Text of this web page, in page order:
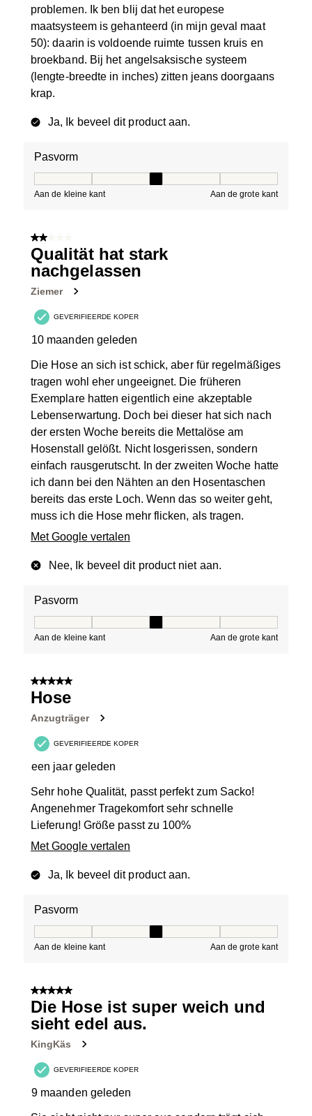
problemen. Ik ben blij dat het europese
maatsysteem is gehanteerd (in mijn geval maat
50): daarin is voldoende ruimte tussen kruis en
broekband. Bij het angelsaksische systeem
(lengte-breedte in inches) zitten jeans doorgaans
krap.
Ja, Ik beveel dit product aan.
Pasvorm
Aan de kleine kant Aan de grote kant
2 van 5 sterren.
Qualität hat stark
nachgelassen
Ziemer
GEVERIFIEERDE KOPER
10 maanden geleden
Die Hose an sich ist schick, aber für regelmäßiges
tragen wohl eher ungeeignet. Die früheren
Exemplare hatten eigentlich eine akzeptable
Lebenserwartung. Doch bei dieser hat sich nach
der ersten Woche bereits die Mettalöse am
Hosenstall gelößt. Nicht losgerissen, sondern
einfach rausgerutscht. In der zweiten Woche hatte
ich dann bei den Nähten an den Hosentaschen
bereits das erste Loch. Wenn das so weiter geht,
muss ich die Hose mehr flicken, als tragen.
Met Google vertalen
Nee, Ik beveel dit product niet aan.
Pasvorm
Aan de kleine kant Aan de grote kant
5 van 5 sterren.
Hose
Anzugträger
GEVERIFIEERDE KOPER
een jaar geleden
Sehr hohe Qualität, passt perfekt zum Sacko!
Angenehmer Tragekomfort sehr schnelle
Lieferung! Größe passt zu 100%
Met Google vertalen
Ja, Ik beveel dit product aan.
Pasvorm
Aan de kleine kant Aan de grote kant
5 van 5 sterren.
Die Hose ist super weich und
sieht edel aus.
KingKäs
GEVERIFIEERDE KOPER
9 maanden geleden